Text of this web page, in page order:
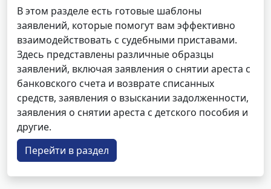
В этом разделе есть готовые шаблоны
заявлений, которые помогут вам эффективно
взаимодействовать с судебными приставами.
Здесь представлены различные образцы
заявлений, включая заявления о снятии ареста с
банковского счета и возврате списанных
средств, заявления о взыскании задолженности,
заявления о снятии ареста с детского пособия и
другие.
Перейти в раздел